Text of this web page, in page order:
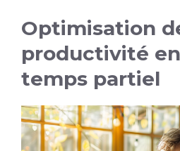
Optimisation
productivité
temps partiel